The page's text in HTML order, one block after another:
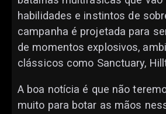
habilidades e instintos de
campanha é projetada para
de momentos explosivos,
clássicos como Sanctuary,
A boa notícia é que não
muito para botar as mãos